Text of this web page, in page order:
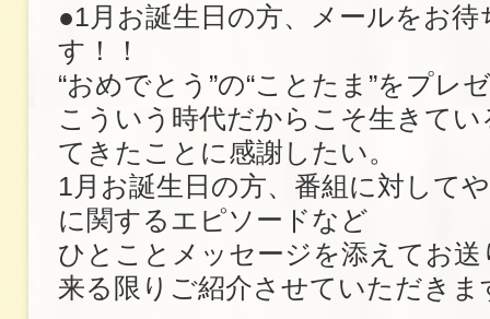
●1月お誕生日の方、メールをお
す！！
“おめでとう”の“ことたま”をプレ
こういう時代だからこそ生きて
てきたことに感謝したい。
1月お誕生日の方、番組に対して
に関するエピソードなど
ひとことメッセージを添えてお
来る限りご紹介させていただきま